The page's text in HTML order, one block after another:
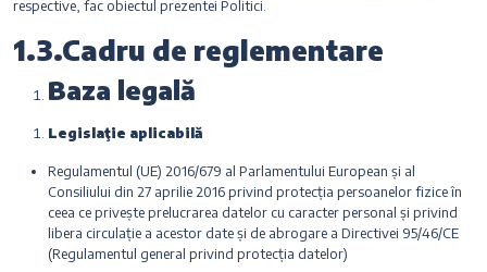
respective, fac obiectul prezentei Politici.
1.3.Cadru de reglementare
Baza legală
Legislaţie aplicabilă
Regulamentul (UE) 2016/679 al Parlamentului European și al
Consiliului din 27 aprilie 2016 privind protecția persoanelor fizice în
ceea ce privește prelucrarea datelor cu caracter personal și privind
libera circulație a acestor date și de abrogare a Directivei 95/46/CE
(Regulamentul general privind protecția datelor)